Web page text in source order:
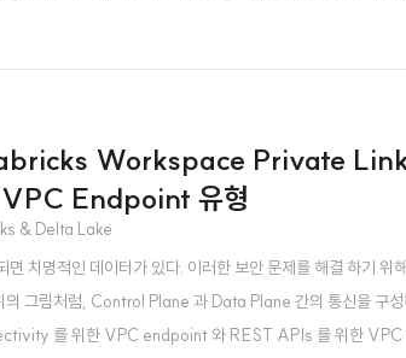
Workspace Private
VPC Endpoint 유형
& Delta Lake
면 치명적인 데이터가 있다. 이러한 보안 문제를 해결 하기
그림처럼, Control Plane 과 Data Plane 간의 통신을 구
를 위한 VPC endpoint 와 REST APIs 를 위한